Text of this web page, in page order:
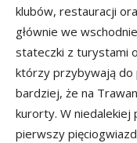
klubów, restauracji
głównie we
stateczki z turystami
którzy przybywają do
bardziej, że na
kurorty. W niedalekiej
pierwszy